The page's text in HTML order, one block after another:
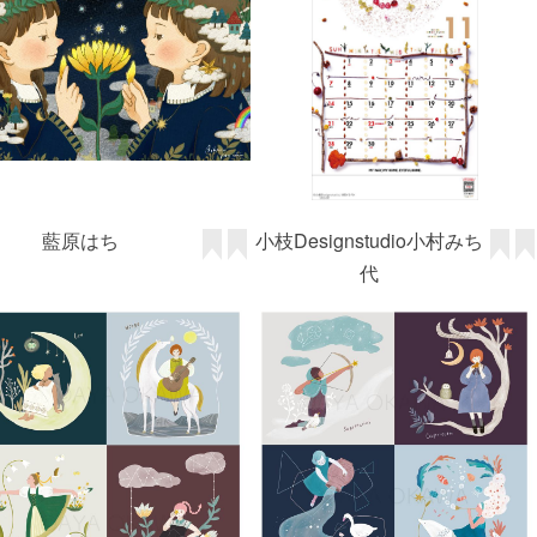
藍原はち
小枝Designstudio小村みち
代